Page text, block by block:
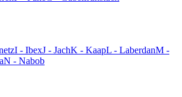
I - IbexJ - JachK - KaapL - LaberdanM -
N - Nabob